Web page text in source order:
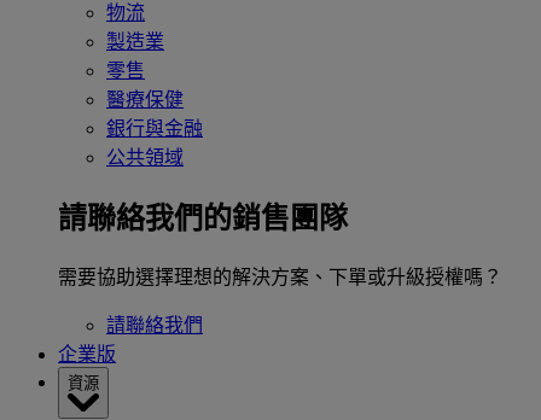
物流
製造業
零售
醫療保健
銀行與金融
公共領域
請聯絡我們的銷售團隊
需要協助選擇理想的解決方案、下單或升級授權嗎？
請聯絡我們
企業版
資源